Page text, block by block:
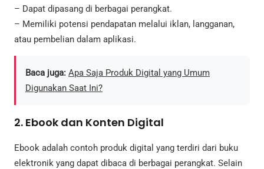
– Dapat dipasang di berbagai perangkat.
– Memiliki potensi pendapatan melalui iklan, langganan,
atau pembelian dalam aplikasi.
Baca juga: Apa Saja Produk Digital yang Umum
Digunakan Saat Ini?
2. Ebook dan Konten Digital
Ebook adalah contoh produk digital yang terdiri dari buku
elektronik yang dapat dibaca di berbagai perangkat. Selain